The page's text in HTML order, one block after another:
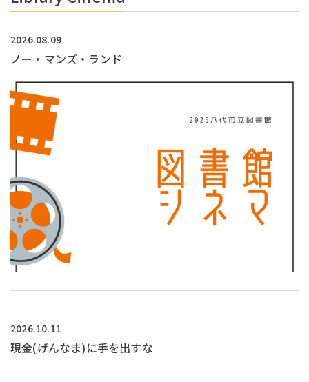
2026.08.09
ノー・マンズ・ランド
2026.10.11
現金(げんなま)に手を出すな